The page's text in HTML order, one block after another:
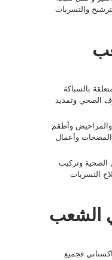
والتسربات
بالسباكة
الصحي وتمديد
وأطقم
المضخات وأعمال
الصحية وتركيب
التسربات
الشعب
فجميع